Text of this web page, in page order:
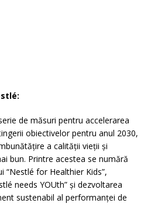
de măsuri pentru accelerarea
obiectivelor pentru anul 2030,
a calității vieții și
bun. Printre acestea se numără
“Nestlé for Healthier Kids”,
needs YOUth” și dezvoltarea
sustenabil al performanței de